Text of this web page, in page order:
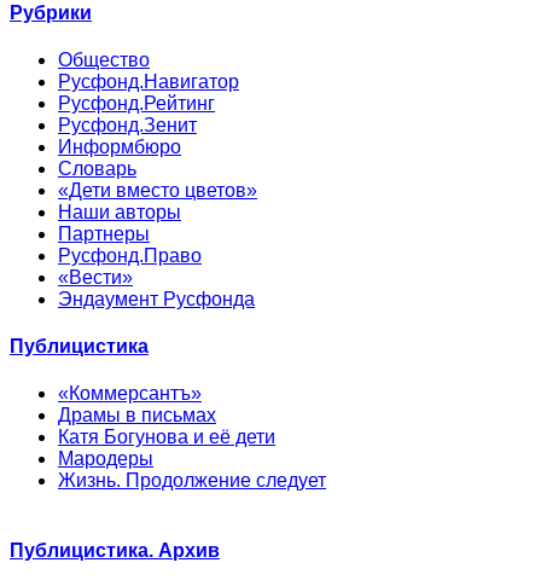
Рубрики
Общество
Русфонд.Навигатор
Русфонд.Рейтинг
Русфонд.Зенит
Информбюро
Словарь
«Дети вместо цветов»
Наши авторы
Партнеры
Русфонд.Право
«Вести»
Эндаумент Русфонда
Публицистика
«Коммерсантъ»
Драмы в письмах
Катя Богунова и её дети
Мародеры
Жизнь. Продолжение следует
Публицистика. Архив